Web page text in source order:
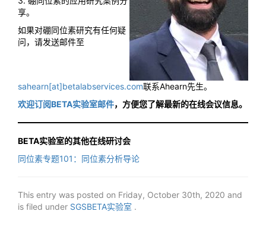
享。
如果对硼同位素研究有任何疑
问，请发送邮件至
sahearn[at]betalabservices.com联系Ahearn先生。
欢迎订阅BETA实验室邮件，方便您了解最新的在线会议信息。
BETA实验室的其他在线研讨会
同位素专题101：同位素分析导论
This entry was posted on Friday, October 30th, 2020 and
is filed under SGSBETA实验室 .